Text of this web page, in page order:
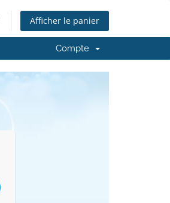
Afficher le panier
Compte